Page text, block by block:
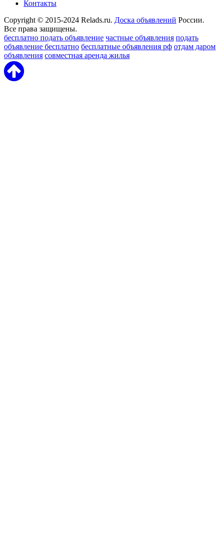
Контакты
Copyright © 2015-2024 Relads.ru. Доска объявлений России.
Все права защищены.
бесплатно подать объявление частные объявления подать
объявление бесплатно бесплатные объявления рф отдам даром
объявления совместная аренда жилья